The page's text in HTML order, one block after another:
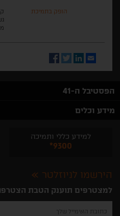
הופק בתמיכת
Email
LinkedIn
Twitter
Facebook
הפסטיבל ה-41
מידע וכלים
למידע כללי ותמיכה
*9300
הירשמו לניוזלטר
למצטרפים תוענק הטבת
להזין